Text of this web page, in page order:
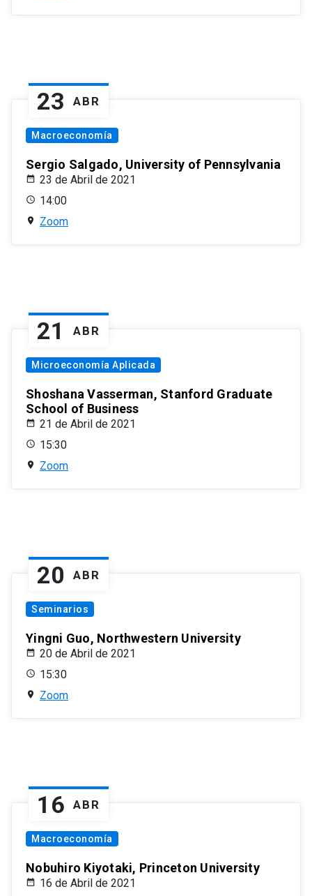
23 ABR
Macroeconomía
Sergio Salgado, University of Pennsylvania
23 de Abril de 2021
14:00
Zoom
21 ABR
Microeconomía Aplicada
Shoshana Vasserman, Stanford Graduate
School of Business
21 de Abril de 2021
15:30
Zoom
20 ABR
Seminarios
Yingni Guo, Northwestern University
20 de Abril de 2021
15:30
Zoom
16 ABR
Macroeconomía
Nobuhiro Kiyotaki, Princeton University
16 de Abril de 2021